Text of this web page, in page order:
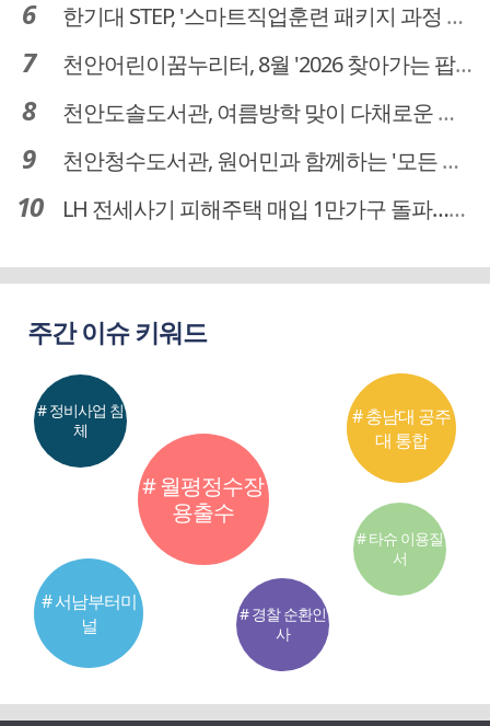
한기대 STEP, '스마트직업훈련 패키지 과정 3기' 모집
천안어린이꿈누리터, 8월 '2026 찾아가는 팝업놀이터' 운영
천안도솔도서관, 여름방학 맞이 다채로운 독서문화 프로그램 운영
천안청수도서관, 원어민과 함께하는 '모든 영어 모든 독서' 운영
LH 전세사기 피해주택 매입 1만가구 돌파…피해 인정도 4만건 넘어
주간 이슈 키워드
# 월평정수장
용출수
# 서남부터미
널
# 충남대 공주
대 통합
# 정비사업 침
체
# 경찰 순환인
사
# 타슈 이용질
서